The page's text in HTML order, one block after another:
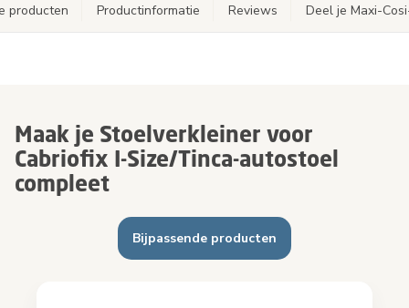
producten Productinformatie Reviews Deel je Maxi-
Maak je Stoelverkleiner voor
Cabriofix I-Size/Tinca-autostoel
compleet
Bijpassende producten